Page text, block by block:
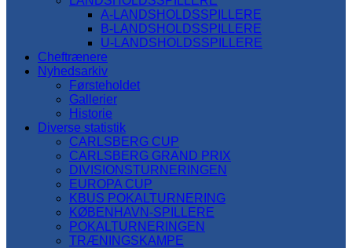
A-LANDSHOLDSSPILLERE
B-LANDSHOLDSSPILLERE
U-LANDSHOLDSSPILLERE
Cheftrænere
Nyhedsarkiv
Førsteholdet
Gallerier
Historie
Diverse statistik
CARLSBERG CUP
CARLSBERG GRAND PRIX
DIVISIONSTURNERINGEN
EUROPA CUP
KBUS POKALTURNERING
KØBENHAVN-SPILLERE
POKALTURNERINGEN
TRÆNINGSKAMPE